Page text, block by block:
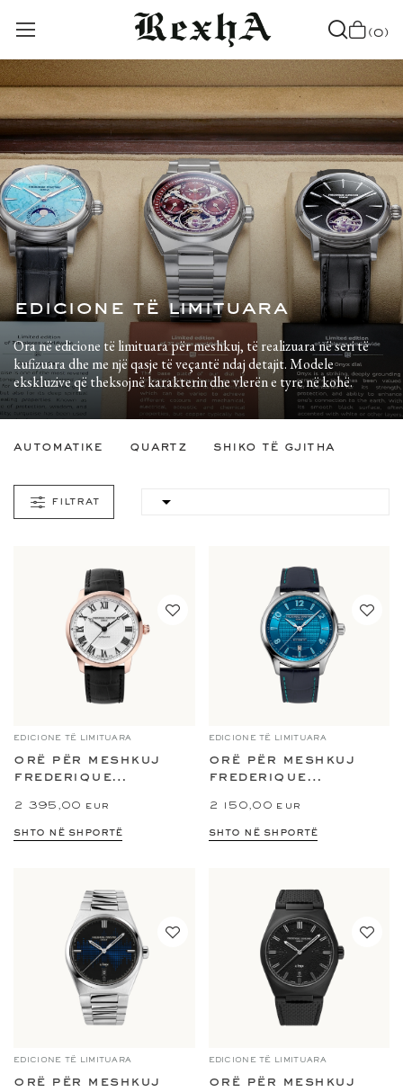
(0)
edicione të limituara
Ora në edicione të limituara për meshkuj, të realizuara në seri të
kufizuara dhe me një qasje të veçantë ndaj detajit. Modele
ekskluzive që theksojnë karakterin dhe vlerën e tyre në kohë.
automatike quartz shiko të gjitha

filtrat
EDICIONE TË LIMITUARA
orë për meshkuj
frederique
2 395,00 eur
shto në shportë
EDICIONE TË LIMITUARA
orë për meshkuj
frederique
2 150,00 eur
shto në shportë
EDICIONE TË LIMITUARA
orë për meshkuj
EDICIONE TË LIMITUARA
orë për meshkuj